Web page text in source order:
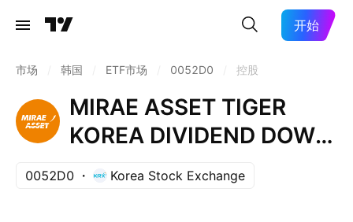
开始
市场 韩国 ETF市场 0052D0 控股
MIRAE ASSET TIGER
KOREA DIVIDEND DOW
JONES ETF Units
0052D0 Korea Stock Exchange